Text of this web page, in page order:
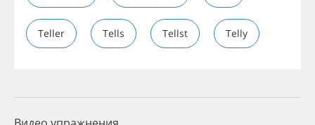
Teller Tells Tellst Telly